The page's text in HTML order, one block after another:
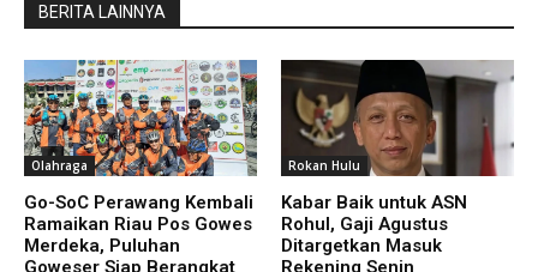
BERITA LAINNYA
Olahraga
Go-SoC Perawang Kembali
Ramaikan Riau Pos Gowes
Merdeka, Puluhan
Goweser Siap Berangkat
Rokan Hulu
Kabar Baik untuk ASN
Rohul, Gaji Agustus
Ditargetkan Masuk
Rekening Senin